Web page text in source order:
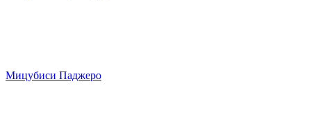
Мицубиси Паджеро